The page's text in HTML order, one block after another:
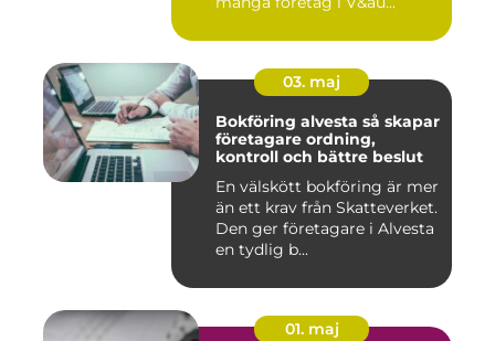
03. maj
Bokföring alvesta så skapar
företagare ordning,
kontroll och bättre beslut
En välskött bokföring är mer
än ett krav från Skatteverket.
Den ger företagare i Alvesta
en tydlig b...
01. maj